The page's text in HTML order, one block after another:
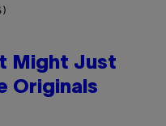
Might Just
Originals